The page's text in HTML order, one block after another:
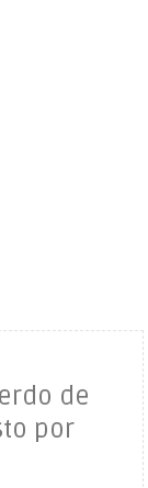
de
por